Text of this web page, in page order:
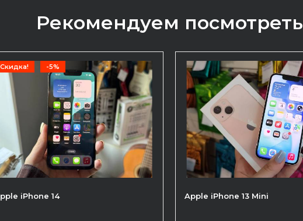
Рекомендуем посмотреть
Скидка! -5%
iPhone 14 Apple iPhone 13 Mini